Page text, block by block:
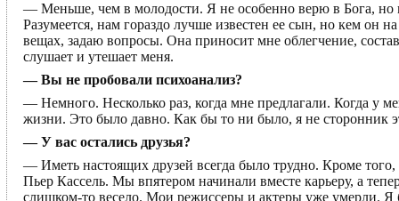
— Меньше, чем в молодости. Я не особенно верю в Бога,
Разумеется, нам гораздо лучше известен ее сын, но кем он
вещах, задаю вопросы. Она приносит мне облегчение,
слушает и утешает меня.
— Вы не пробовали психоанализ?
— Немного. Несколько раз, когда мне предлагали. Когда у
жизни. Это было давно. Как бы то ни было, я не сторонник
— У вас остались друзья?
— Иметь настоящих друзей всегда было трудно. Кроме
Пьер Кассель. Мы впятером начинали вместе карьеру, а
слишком-то весело. Мои режиссеры и актеры уже умерли.